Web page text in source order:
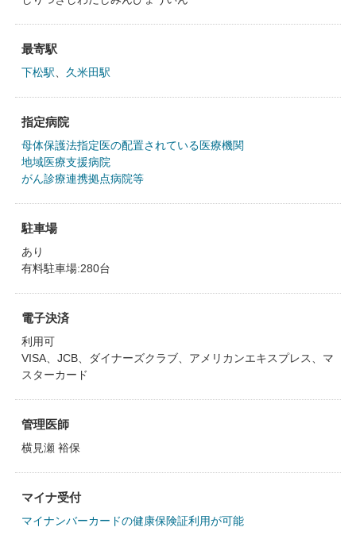
最寄駅
下松駅 久米田駅
指定病院
母体保護法指定医の配置されている医療機関
地域医療支援病院
がん診療連携拠点病院等
駐車場
あり
有料駐車場:280台
電子決済
利用可
VISA、JCB、ダイナーズクラブ、アメリカンエキスプレス、マ
スターカード
管理医師
横見瀬 裕保
マイナ受付
マイナンバーカードの健康保険証利用が可能